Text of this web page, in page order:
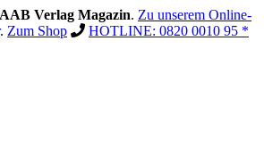
Verlag Magazin. Zu unserem Online-
. Zum Shop HOTLINE: 0820 0010 95 *